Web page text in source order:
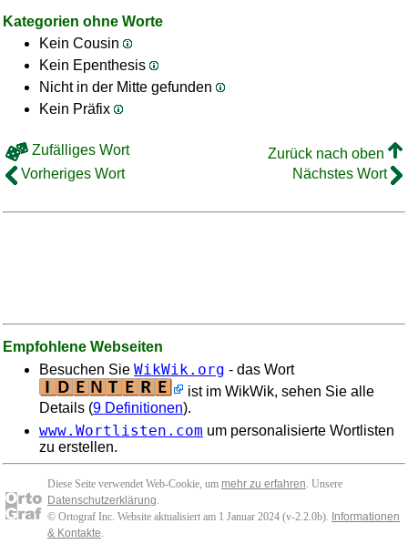
Kategorien ohne Worte
Kein Cousin
Kein Epenthesis
Nicht in der Mitte gefunden
Kein Präfix
Zufälliges Wort
Zurück nach oben
Vorheriges Wort
Nächstes Wort
Empfohlene Webseiten
Besuchen Sie WikWik.org - das Wort
ist im WikWik, sehen Sie alle
Details (9 Definitionen).
www.Wortlisten.com um personalisierte Wortlisten
zu erstellen.
Diese Seite verwendet Web-Cookie, um mehr zu erfahren. Unsere
Datenschutzerklärung.
© Ortograf Inc. Website aktualisiert am 1 Januar 2024 (v-2.2.0b). Informationen
& Kontakte.